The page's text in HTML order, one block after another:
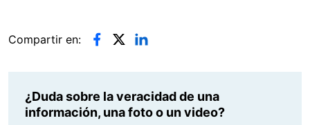
Compartir en:
¿Duda sobre la veracidad de una
información, una foto o un video?